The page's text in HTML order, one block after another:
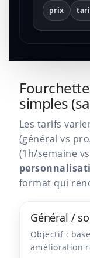
prix
simples
Les tarifs
(général vs
(1h/semaine
format qui
Général /
Objectif :
amélioration